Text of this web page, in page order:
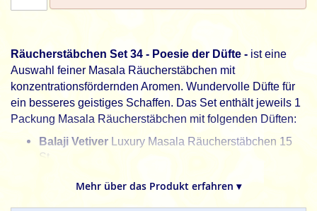
Räucherstäbchen Set 34 - Poesie der Düfte - ist eine
Auswahl feiner Masala Räucherstäbchen mit
konzentrationsfördernden Aromen. Wundervolle Düfte für
ein besseres geistiges Schaffen. Das Set enthält jeweils 1
Packung Masala Räucherstäbchen mit folgenden Düften:
Balaji Vetiver Luxury Masala Räucherstäbchen 15
St.
Sree Vani Rose
Premium Masala Räucherstäbchen
Mehr über das Produkt erfahren ▾